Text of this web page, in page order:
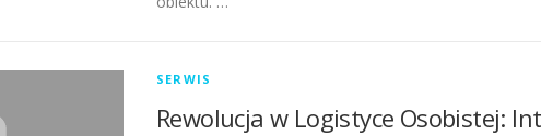
SERWIS
Rewolucja w Logistyce Osobistej: